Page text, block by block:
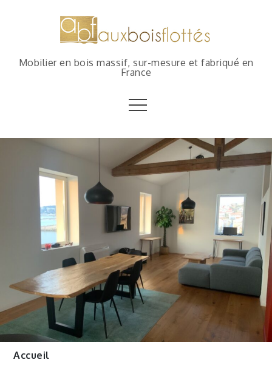
Mobilier en bois massif, sur-mesure et fabriqué en
France
Accueil